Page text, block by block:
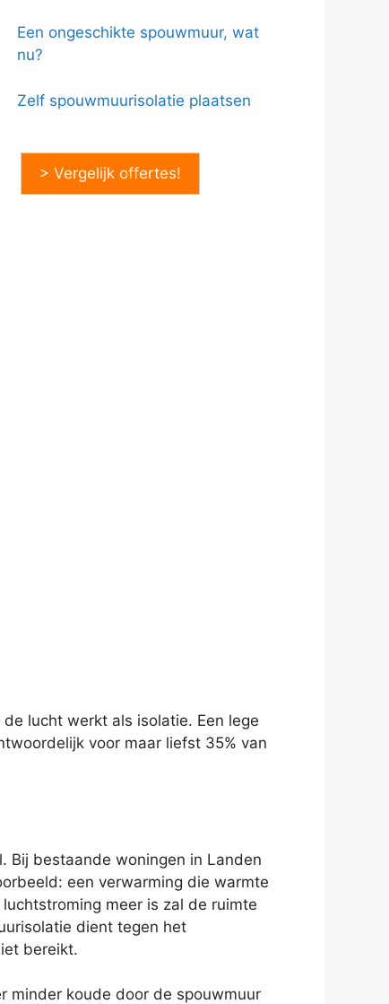
Een ongeschikte spouwmuur, wat
nu?
Zelf spouwmuurisolatie plaatsen
> Vergelijk offertes!
lucht werkt als isolatie. Een lege
voor maar liefst 35% van
Bij bestaande woningen in Landen
een verwarming die warmte
meer is zal de ruimte
dient tegen het
bereikt.
minder koude door de spouwmuur